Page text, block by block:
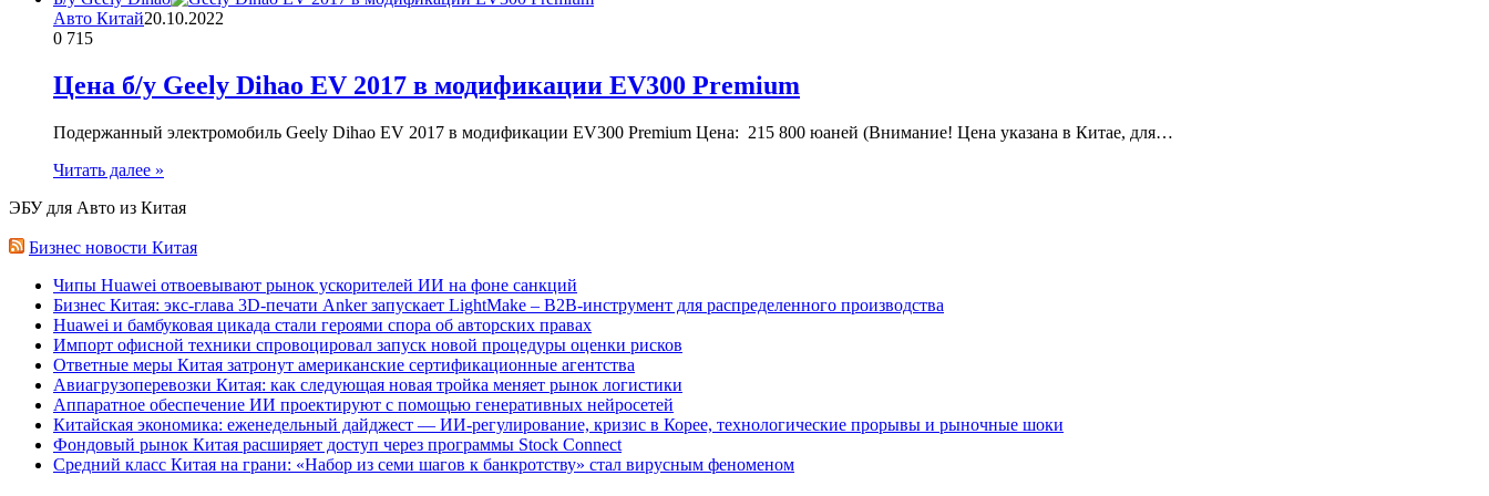
Авто Китай20.10.2022
0 715
Цена б/у Geely Dihao EV 2017 в модификации EV300 Premium
Подержанный электромобиль Geely Dihao EV 2017 в модификации EV300 Premium Цена: 215 800 юаней (Внимание! Цена указана в Китае, для…
Читать далее »
ЭБУ для Авто из Китая
Бизнес новости Китая
Чипы Huawei отвоевывают рынок ускорителей ИИ на фоне санкций
Бизнес Китая: экс-глава 3D-печати Anker запускает LightMake – B2B-инструмент для распределенного производства
Huawei и бамбуковая цикада стали героями спора об авторских правах
Импорт офисной техники спровоцировал запуск новой процедуры оценки рисков
Ответные меры Китая затронут американские сертификационные агентства
Авиагрузоперевозки Китая: как следующая новая тройка меняет рынок логистики
Аппаратное обеспечение ИИ проектируют с помощью генеративных нейросетей
Китайская экономика: еженедельный дайджест — ИИ-регулирование, кризис в Корее, технологические прорывы и рыночные шоки
Фондовый рынок Китая расширяет доступ через программы Stock Connect
Средний класс Китая на грани: «Набор из семи шагов к банкротству» стал вирусным феноменом